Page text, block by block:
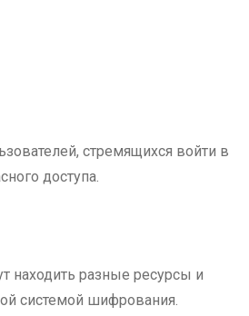
стремящихся войти в
доступа.
находить разные ресурсы и
системой шифрования.